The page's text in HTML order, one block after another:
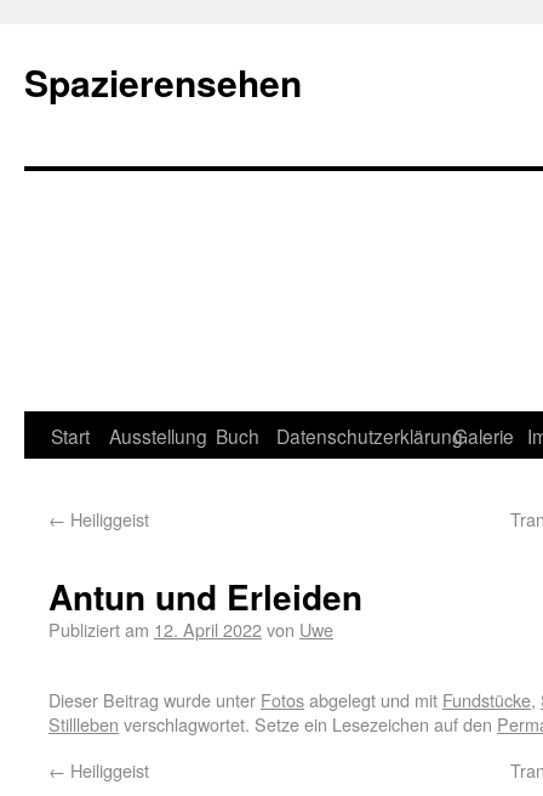
Spazierensehen
Start Ausstellung Buch DatenschutzerklärungGalerie
← Heiliggeist
Antun und Erleiden
Publiziert am 12. April 2022von Uwe
Dieser Beitrag wurde unter Fotosabgelegt und mit Fundstücke,
Stillleben verschlagwortet. Setze ein Lesezeichen auf den
← Heiliggeist